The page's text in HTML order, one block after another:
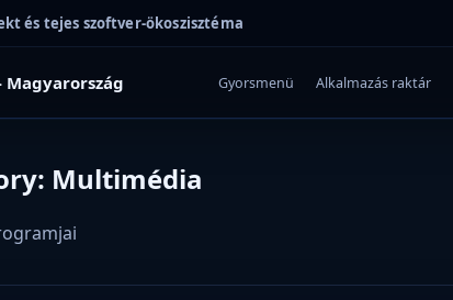
és tejes szoftver-ökoszisztéma
Gyorsmenü Alkalmazás raktár
Multimédia